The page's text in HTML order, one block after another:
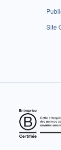
Site